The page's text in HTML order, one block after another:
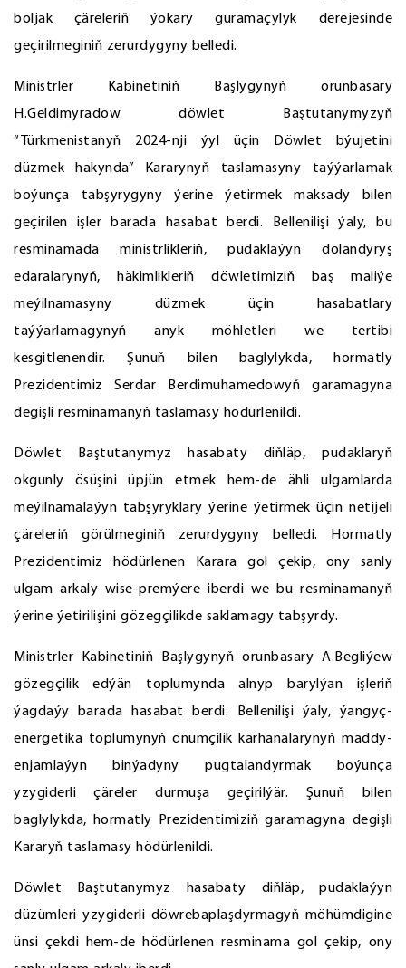
boljak çäreleriň ýokary guramaçylyk derejesinde
geçirilmeginiň zerurdygyny belledi.
Ministrler Kabinetiniň Başlygynyň orunbasary
H.Geldimyradow döwlet Baştutanymyzyň
“Türkmenistanyň 2024-nji ýyl üçin Döwlet býujetini
düzmek hakynda” Kararynyň taslamasyny taýýarlamak
boýunça tabşyrygyny ýerine ýetirmek maksady bilen
geçirilen işler barada hasabat berdi. Bellenilişi ýaly, bu
resminamada ministrlikleriň, pudaklaýyn dolandyryş
edaralarynyň, häkimlikleriň döwletimiziň baş maliýe
meýilnamasyny düzmek üçin hasabatlary
taýýarlamagynyň anyk möhletleri we tertibi
kesgitlenendir. Şunuň bilen baglylykda, hormatly
Prezidentimiz Serdar Berdimuhamedowyň garamagyna
degişli resminamanyň taslamasy hödürlenildi.
Döwlet Baştutanymyz hasabaty diňläp, pudaklaryň
okgunly ösüşini üpjün etmek hem-de ähli ulgamlarda
meýilnamalaýyn tabşyryklary ýerine ýetirmek üçin netijeli
çäreleriň görülmeginiň zerurdygyny belledi. Hormatly
Prezidentimiz hödürlenen Karara gol çekip, ony sanly
ulgam arkaly wise-premýere iberdi we bu resminamanyň
ýerine ýetirilişini gözegçilikde saklamagy tabşyrdy.
Ministrler Kabinetiniň Başlygynyň orunbasary A.Begliýew
gözegçilik edýän toplumynda alnyp barylýan işleriň
ýagdaýy barada hasabat berdi. Bellenilişi ýaly, ýangyç-
energetika toplumynyň önümçilik kärhanalarynyň maddy-
enjamlaýyn binýadyny pugtalandyrmak boýunça
yzygiderli çäreler durmuşa geçirilýär. Şunuň bilen
baglylykda, hormatly Prezidentimiziň garamagyna degişli
Kararyň taslamasy hödürlenildi.
Döwlet Baştutanymyz hasabaty diňläp, pudaklaýyn
düzümleri yzygiderli döwrebaplaşdyrmagyň möhümdigine
ünsi çekdi hem-de hödürlenen resminama gol çekip, ony